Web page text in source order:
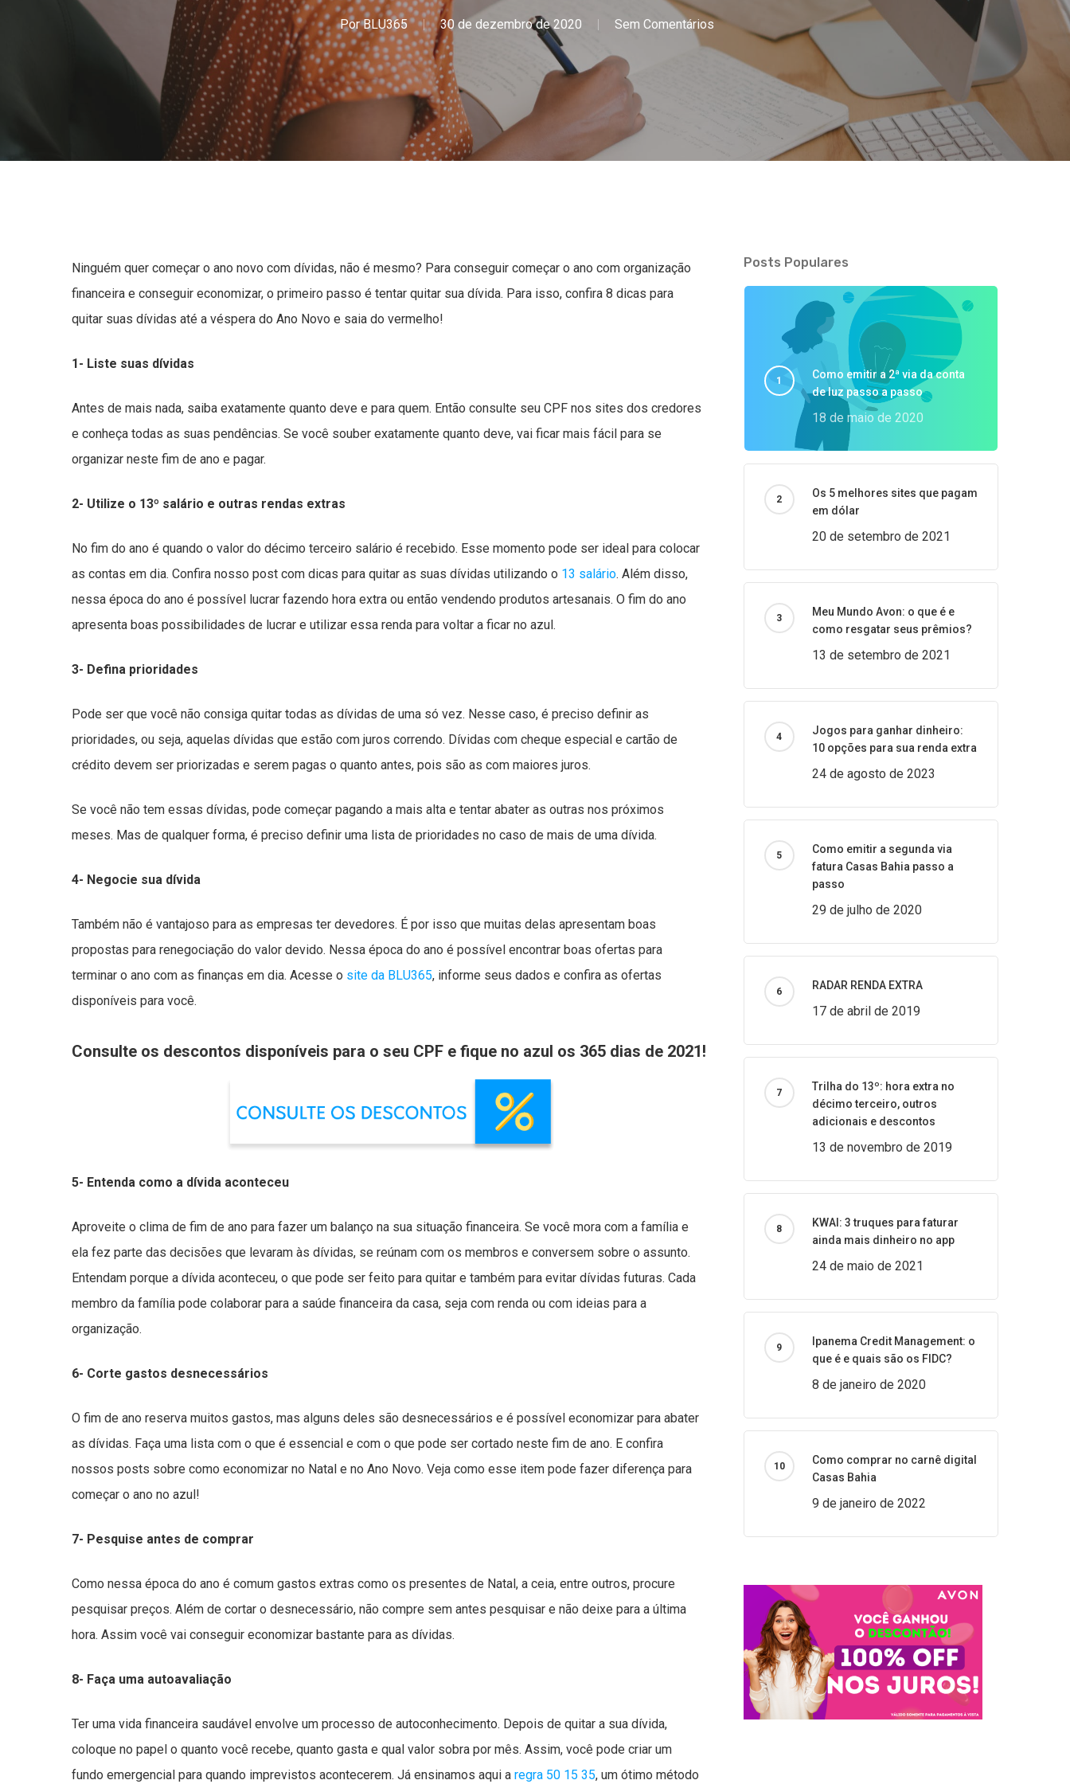
Por BLU365 30 de dezembro de 2020 Sem Comentários
Ninguém quer começar o ano novo com dívidas, não é mesmo? Para conseguir começar o ano com organização
financeira e conseguir economizar, o primeiro passo é tentar quitar sua dívida. Para isso, confira 8 dicas para
quitar suas dívidas até a véspera do Ano Novo e saia do vermelho!
1- Liste suas dívidas
Antes de mais nada, saiba exatamente quanto deve e para quem. Então consulte seu CPF nos sites dos credores
e conheça todas as suas pendências. Se você souber exatamente quanto deve, vai ficar mais fácil para se
organizar neste fim de ano e pagar.
2- Utilize o 13º salário e outras rendas extras
No fim do ano é quando o valor do décimo terceiro salário é recebido. Esse momento pode ser ideal para colocar
as contas em dia. Confira nosso post com dicas para quitar as suas dívidas utilizando o 13 salário. Além disso,
nessa época do ano é possível lucrar fazendo hora extra ou então vendendo produtos artesanais. O fim do ano
apresenta boas possibilidades de lucrar e utilizar essa renda para voltar a ficar no azul.
3- Defina prioridades
Pode ser que você não consiga quitar todas as dívidas de uma só vez. Nesse caso, é preciso definir as
prioridades, ou seja, aquelas dívidas que estão com juros correndo. Dívidas com cheque especial e cartão de
crédito devem ser priorizadas e serem pagas o quanto antes, pois são as com maiores juros.
Se você não tem essas dívidas, pode começar pagando a mais alta e tentar abater as outras nos próximos
meses. Mas de qualquer forma, é preciso definir uma lista de prioridades no caso de mais de uma dívida.
4- Negocie sua dívida
Também não é vantajoso para as empresas ter devedores. É por isso que muitas delas apresentam boas
propostas para renegociação do valor devido. Nessa época do ano é possível encontrar boas ofertas para
terminar o ano com as finanças em dia. Acesse o site da BLU365, informe seus dados e confira as ofertas
disponíveis para você.
Consulte os descontos disponíveis para o seu CPF e fique no azul os 365 dias de 2021!
5- Entenda como a dívida aconteceu
Aproveite o clima de fim de ano para fazer um balanço na sua situação financeira. Se você mora com a família e
ela fez parte das decisões que levaram às dívidas, se reúnam com os membros e conversem sobre o assunto.
Entendam porque a dívida aconteceu, o que pode ser feito para quitar e também para evitar dívidas futuras. Cada
membro da família pode colaborar para a saúde financeira da casa, seja com renda ou com ideias para a
organização.
6- Corte gastos desnecessários
O fim de ano reserva muitos gastos, mas alguns deles são desnecessários e é possível economizar para abater
as dívidas. Faça uma lista com o que é essencial e com o que pode ser cortado neste fim de ano. E confira
nossos posts sobre como economizar no Natal e no Ano Novo. Veja como esse item pode fazer diferença para
começar o ano no azul!
7- Pesquise antes de comprar
Como nessa época do ano é comum gastos extras como os presentes de Natal, a ceia, entre outros, procure
pesquisar preços. Além de cortar o desnecessário, não compre sem antes pesquisar e não deixe para a última
hora. Assim você vai conseguir economizar bastante para as dívidas.
8- Faça uma autoavaliação
Ter uma vida financeira saudável envolve um processo de autoconhecimento. Depois de quitar a sua dívida,
coloque no papel o quanto você recebe, quanto gasta e qual valor sobra por mês. Assim, você pode criar um
fundo emergencial para quando imprevistos acontecerem. Já ensinamos aqui a regra 50 15 35, um ótimo método
Posts Populares
Como emitir a 2ª via da conta
de luz passo a passo
18 de maio de 2020
Os 5 melhores sites que pagam
em dólar
20 de setembro de 2021
Meu Mundo Avon: o que é e
como resgatar seus prêmios?
13 de setembro de 2021
Jogos para ganhar dinheiro:
10 opções para sua renda extra
24 de agosto de 2023
Como emitir a segunda via
fatura Casas Bahia passo a
passo
29 de julho de 2020
RADAR RENDA EXTRA
17 de abril de 2019
Trilha do 13º: hora extra no
décimo terceiro, outros
adicionais e descontos
13 de novembro de 2019
KWAI: 3 truques para faturar
ainda mais dinheiro no app
24 de maio de 2021
Ipanema Credit Management: o
que é e quais são os FIDC?
8 de janeiro de 2020
Como comprar no carnê digital
Casas Bahia
9 de janeiro de 2022